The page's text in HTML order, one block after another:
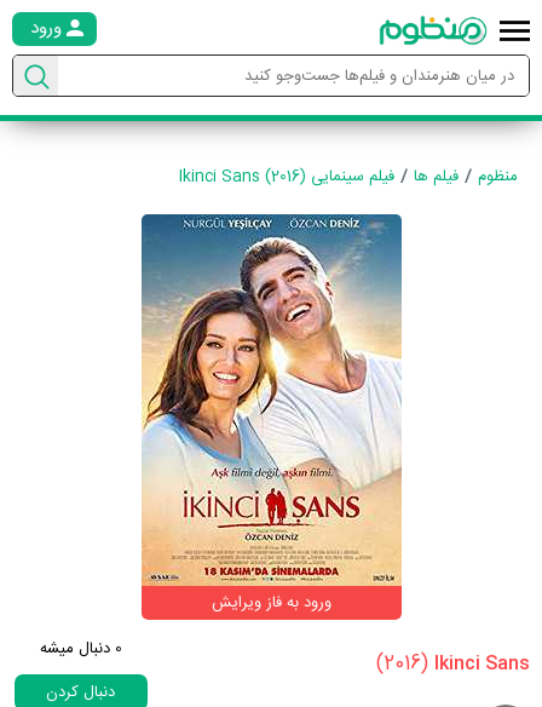
ورود
منظوم فیلم ها فیلم سینمایی Ikinci Sans (2016)
ورود به فاز ویرایش
(2016)
0 دنبال میشه
دنبال کردن